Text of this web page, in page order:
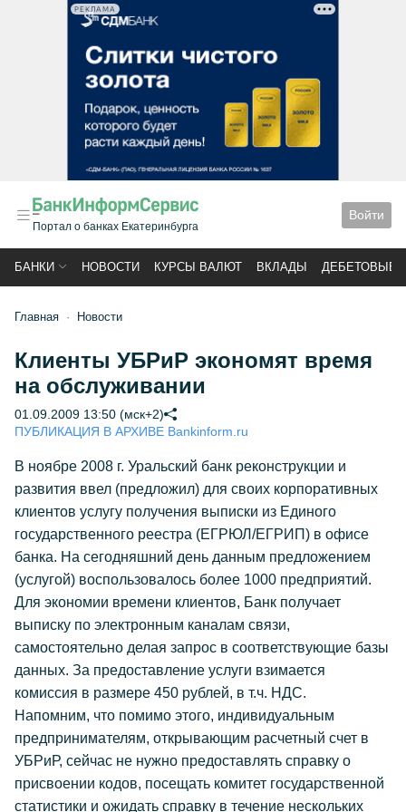
РЕКЛАМА
Портал о банках Екатеринбурга
Войти
БАНКИ НОВОСТИ КУРСЫ ВАЛЮТ ВКЛАДЫ ДЕБЕТОВЫЕ
Главная Новости
Клиенты УБРиР экономят время
на обслуживании
01.09.2009 13:50 (мск+2)
ПУБЛИКАЦИЯ В АРХИВЕ Bankinform.ru
В ноябре 2008 г. Уральский банк реконструкции и
развития ввел (предложил) для своих корпоративных
клиентов услугу получения выписки из Единого
государственного реестра (ЕГРЮЛ/ЕГРИП) в офисе
банка. На сегодняшний день данным предложением
(услугой) воспользовалось более 1000 предприятий.
Для экономии времени клиентов, Банк получает
выписку по электронным каналам связи,
самостоятельно делая запрос в соответствующие базы
данных. За предоставление услуги взимается
комиссия в размере 450 рублей, в т.ч. НДС.
Напомним, что помимо этого, индивидуальным
предпринимателям, открывающим расчетный счет в
УБРиР, сейчас не нужно предоставлять справку о
присвоении кодов, посещать комитет государственной
статистики и ожидать справку в течение нескольких